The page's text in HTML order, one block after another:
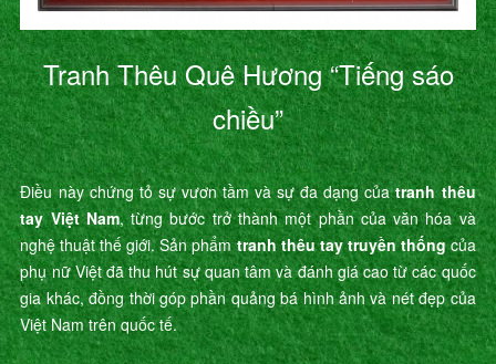
Tranh Thêu Quê Hương “Tiếng sáo
chiều”
Điều này chứng tỏ sự vươn tầm và sự đa dạng củatranh thêu
tay Việt Nam, từng bước trở thành một phần của văn hóa và
nghệ thuật thế giới. Sản phẩmtranh thêu tay truyền thốngcủa
phụ nữ Việt đã thu hút sự quan tâm và đánh giá cao từ các quốc
gia khác, đồng thời góp phần quảng bá hình ảnh và nét đẹp của
Việt Nam trên quốc tế.